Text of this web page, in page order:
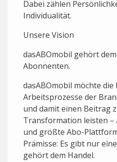
Dabei zählen
Individualität.
Unsere Vision
dasABOmobil gehört
Abonnenten.
dasABOmobil möchte die
Arbeitsprozesse der
und damit einen Beitrag
Transformation leisten –
und größte Abo-
Prämisse: Es gibt nur
gehört dem Handel.